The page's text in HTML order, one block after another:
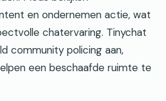
en ondernemen actie, wat
chatervaring. Tinychat
community policing aan,
een beschaafde ruimte te